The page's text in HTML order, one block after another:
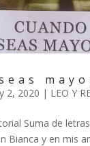
2, 2020 | LEO Y
Suma de
Bianca y en mis